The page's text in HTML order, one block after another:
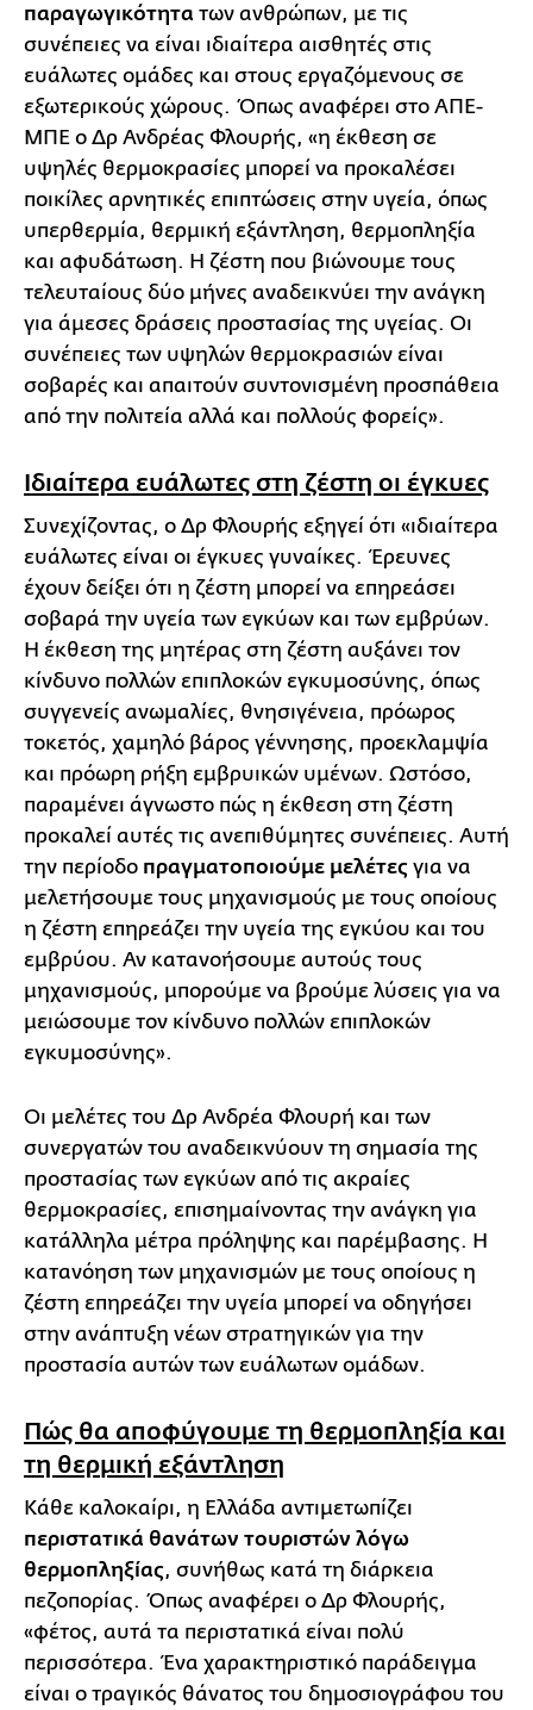
παραγωγικότητα των ανθρώπων, με τις
συνέπειες να είναι ιδιαίτερα αισθητές στις
ευάλωτες ομάδες και στους εργαζόμενους σε
εξωτερικούς χώρους. Όπως αναφέρει στο ΑΠΕ-
ΜΠΕ ο Δρ Ανδρέας Φλουρής, «η έκθεση σε
υψηλές θερμοκρασίες μπορεί να προκαλέσει
ποικίλες αρνητικές επιπτώσεις στην υγεία, όπως
υπερθερμία, θερμική εξάντληση, θερμοπληξία
και αφυδάτωση. Η ζέστη που βιώνουμε τους
τελευταίους δύο μήνες αναδεικνύει την ανάγκη
για άμεσες δράσεις προστασίας της υγείας. Οι
συνέπειες των υψηλών θερμοκρασιών είναι
σοβαρές και απαιτούν συντονισμένη προσπάθεια
από την πολιτεία αλλά και πολλούς φορείς».
Ιδιαίτερα ευάλωτες στη ζέστη οι έγκυες
Συνεχίζοντας, ο Δρ Φλουρής εξηγεί ότι «ιδιαίτερα
ευάλωτες είναι οι έγκυες γυναίκες. Έρευνες
έχουν δείξει ότι η ζέστη μπορεί να επηρεάσει
σοβαρά την υγεία των εγκύων και των εμβρύων.
Η έκθεση της μητέρας στη ζέστη αυξάνει τον
κίνδυνο πολλών επιπλοκών εγκυμοσύνης, όπως
συγγενείς ανωμαλίες, θνησιγένεια, πρόωρος
τοκετός, χαμηλό βάρος γέννησης, προεκλαμψία
και πρόωρη ρήξη εμβρυικών υμένων. Ωστόσο,
παραμένει άγνωστο πώς η έκθεση στη ζέστη
προκαλεί αυτές τις ανεπιθύμητες συνέπειες. Αυτή
την περίοδο πραγματοποιούμε μελέτες για να
μελετήσουμε τους μηχανισμούς με τους οποίους
η ζέστη επηρεάζει την υγεία της εγκύου και του
εμβρύου. Αν κατανοήσουμε αυτούς τους
μηχανισμούς, μπορούμε να βρούμε λύσεις για να
μειώσουμε τον κίνδυνο πολλών επιπλοκών
εγκυμοσύνης».
Oι μελέτες του Δρ Ανδρέα Φλουρή και των
συνεργατών του αναδεικνύουν τη σημασία της
προστασίας των εγκύων από τις ακραίες
θερμοκρασίες, επισημαίνοντας την ανάγκη για
κατάλληλα μέτρα πρόληψης και παρέμβασης. Η
κατανόηση των μηχανισμών με τους οποίους η
ζέστη επηρεάζει την υγεία μπορεί να οδηγήσει
στην ανάπτυξη νέων στρατηγικών για την
προστασία αυτών των ευάλωτων ομάδων.
Πώς θα αποφύγουμε τη θερμοπληξία και
τη θερμική εξάντληση
Κάθε καλοκαίρι, η Ελλάδα αντιμετωπίζει
περιστατικά θανάτων τουριστών λόγω
θερμοπληξίας, συνήθως κατά τη διάρκεια
πεζοπορίας. Όπως αναφέρει ο Δρ Φλουρής,
«φέτος, αυτά τα περιστατικά είναι πολύ
περισσότερα. Ένα χαρακτηριστικό παράδειγμα
είναι ο τραγικός θάνατος του δημοσιογράφου του